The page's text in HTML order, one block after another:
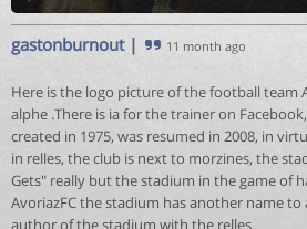
gastonburnout| 11 month ago
Here is the logo picture of the football team
alphe .There is ia for the trainer on
created in 1975, was resumed in 2008, in
in relles, the club is next to morzines, the
Gets" really but the stadium in the game of
AvoriazFC the stadium has another name
author of the stadium with the relles.